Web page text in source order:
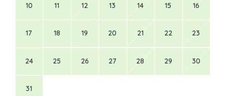
10 11 12 13 14 15 16
17 18 19 20 21 22 23
24 25 26 27 28 29 30
31